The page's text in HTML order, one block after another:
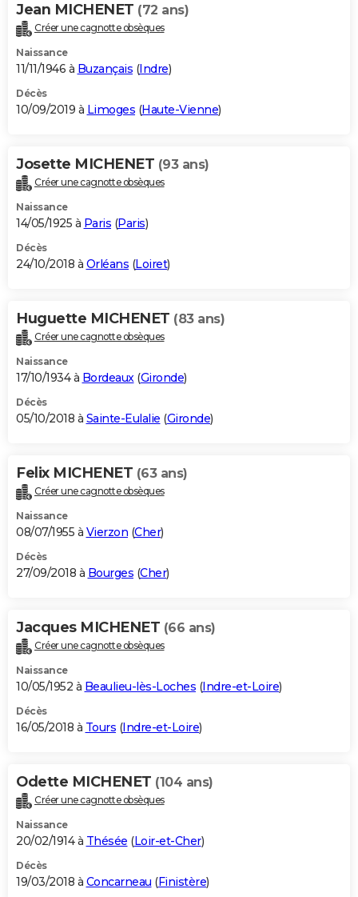
Jean MICHENET (72 ans)
Créer une cagnotte obsèques
Naissance
11/11/1946 à Buzançais (Indre)
Décès
10/09/2019 à Limoges (Haute-Vienne)
Josette MICHENET (93 ans)
Créer une cagnotte obsèques
Naissance
14/05/1925 à Paris (Paris)
Décès
24/10/2018 à Orléans (Loiret)
Huguette MICHENET (83 ans)
Créer une cagnotte obsèques
Naissance
17/10/1934 à Bordeaux(Gironde)
Décès
05/10/2018 à Sainte-Eulalie (Gironde)
Felix MICHENET (63 ans)
Créer une cagnotte obsèques
Naissance
08/07/1955 à Vierzon (Cher)
Décès
27/09/2018 à Bourges (Cher)
Jacques MICHENET (66 ans)
Créer une cagnotte obsèques
Naissance
10/05/1952 à Beaulieu-lès-Loches (Indre-et-Loire)
Décès
16/05/2018 à Tours (Indre-et-Loire)
Odette MICHENET (104 ans)
Créer une cagnotte obsèques
Naissance
20/02/1914 à Thésée (Loir-et-Cher)
Décès
19/03/2018 à Concarneau (Finistère)